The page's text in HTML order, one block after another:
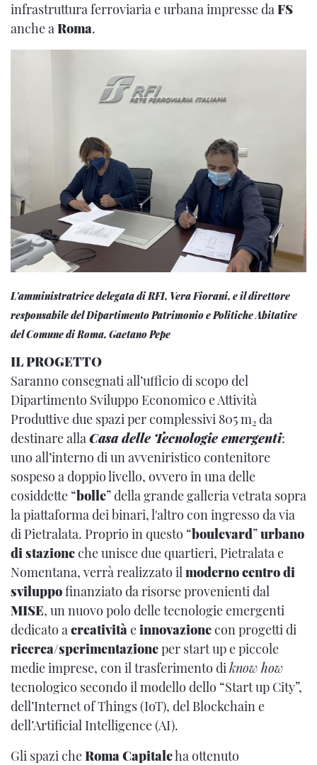
infrastruttura ferroviaria e urbana impresse daFS
anche aRoma.
L'amministratrice delegata di RFI, Vera Fiorani, e il direttore
responsabile del Dipartimento Patrimonio e Politiche Abitative
del Comune di Roma, Gaetano Pepe
IL PROGETTO
Saranno consegnati all’ufficio di scopo del
Dipartimento Sviluppo Economico e Attività
Produttive due spazi per complessivi 805 m2 da
destinare alla Casa delle Tecnologie emergenti:
uno all’interno di un avveniristico contenitore
sospeso a doppio livello, ovvero in una delle
cosiddette “bolle” della grande galleria vetrata sopra
la piattaforma dei binari, l'altro con ingresso da via
di Pietralata. Proprio in questo “boulevard”urbano
di stazioneche unisce due quartieri, Pietralata e
Nomentana, verrà realizzato il moderno centro di
sviluppofinanziato da risorse provenienti dal
MISE, un nuovo polo delle tecnologie emergenti
dedicato a creatività einnovazionecon progetti di
ricerca/sperimentazioneper start up e piccole
medie imprese, con il trasferimento di know how
tecnologico secondo il modello dello “Start up City”,
dell’Internet of Things (IoT), del Blockchain e
dell’Artificial Intelligence (AI).
Gli spazi cheRoma Capitaleha ottenuto